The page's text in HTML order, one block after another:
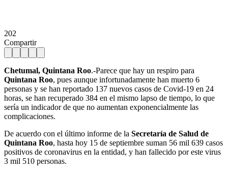
202
Compartir
Chetumal, Quintana Roo.-Parece que hay un respiro para
Quintana Roo, pues aunque infortunadamente han muerto 6
personas y se han reportado 137 nuevos casos de Covid-19 en 24
horas, se han recuperado 384 en el mismo lapso de tiempo, lo que
sería un indicador de que no aumentan exponencialmente las
complicaciones.
De acuerdo con el último informe de la Secretaría de Salud de
Quintana Roo, hasta hoy 15 de septiembre suman 56 mil 639 casos
positivos de coronavirus en la entidad, y han fallecido por este virus
3 mil 510 personas.